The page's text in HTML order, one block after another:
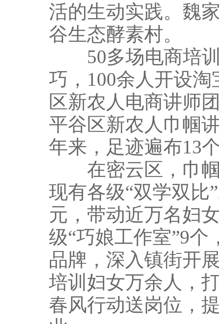
活的生动实践。魏
谷生态酵素村。
50多场电商培训
巧，100余人开设
区新农人电商讲师
平谷区新农人巾帼
年来，足迹遍布13
在密云区，巾帼
现有各级“双学双比
元，带动近万名妇
级“巧娘工作室”9
品牌，深入镇街开
培训妇女万余人，
春风行动送岗位，